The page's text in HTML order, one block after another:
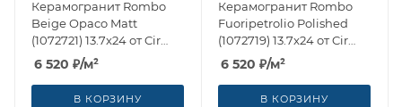
Керамогранит Rombo
Beige Opaco Matt
(1072721) 13.7x24 от Cir
Ceramiche (Италия)
6 520 ₽/м²
В КОРЗИНУ
Керамогранит Rombo
Fuoripetrolio Polished
(1072719) 13.7x24 от Cir
Ceramiche (Италия)
6 520 ₽/м²
В КОРЗИНУ